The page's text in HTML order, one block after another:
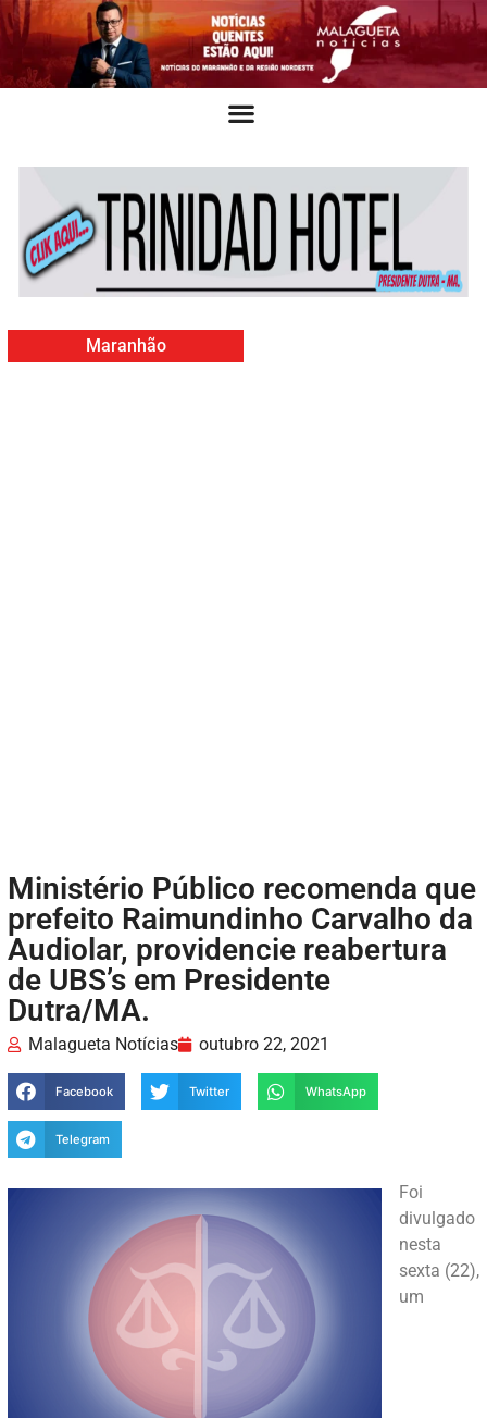
Maranhão
Ministério Público recomenda que
prefeito Raimundinho Carvalho da
Audiolar, providencie reabertura
de UBS’s em Presidente
Dutra/MA.
Malagueta Notícias outubro 22, 2021
Facebook Twitter WhatsApp
Telegram
Foi
divulgado
nesta
sexta (22),
um